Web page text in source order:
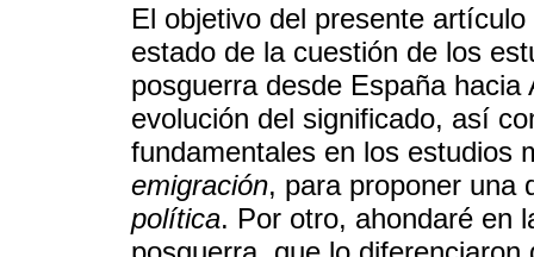
El objetivo del presente
estado de la cuestión de los
posguerra desde España
evolución del significado, así
fundamentales en los estudios
emigración, para proponer una
política. Por otro, ahondaré en